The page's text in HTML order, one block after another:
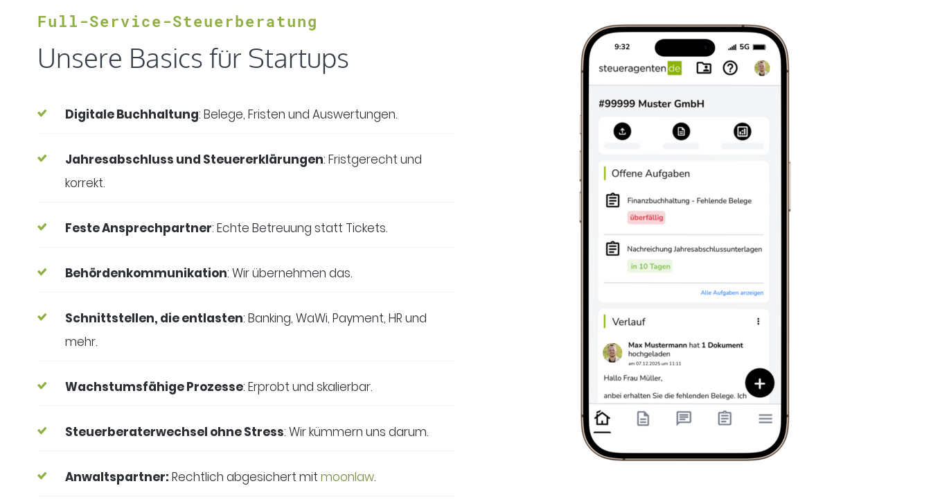
Full-Service-Steuerberatung
Unsere Basics für Startups
Digitale Buchhaltung: Belege, Fristen und Auswertungen.
Jahresabschluss und Steuererklärungen: Fristgerecht und
korrekt.
Feste Ansprechpartner: Echte Betreuung statt Tickets.
Behördenkommunikation: Wir übernehmen das.
Schnittstellen, die entlasten: Banking, WaWi, Payment, HR und
mehr.
Wachstumsfähige Prozesse: Erprobt und skalierbar.
Steuerberaterwechsel ohne Stress: Wir kümmern uns darum.
Anwaltspartner: Rechtlich abgesichert mit moonlaw.